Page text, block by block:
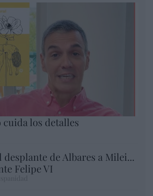
cuida los detalles
desplante de Albares a Milei...
Felipe VI